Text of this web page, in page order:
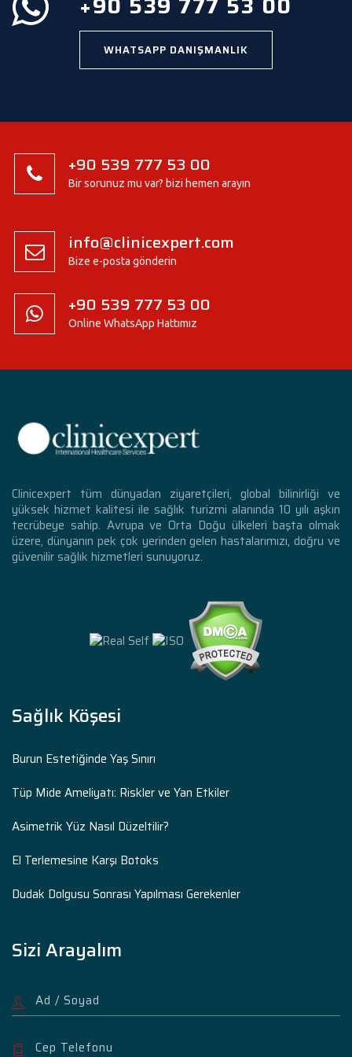
WHATSAPP DANIŞMANLIK
+90 539 777 53 00
Bir sorunuz mu var? bizi hemen arayın
info@clinicexpert.com
Bize e-posta gönderin
+90 539 777 53 00
Online WhatsApp Hattımız
Clinicexpert tüm dünyadan ziyaretçileri, global bilinirliği ve
yüksek hizmet kalitesi ile sağlık turizmi alanında 10 yılı aşkın
tecrübeye sahip. Avrupa ve Orta Doğu ülkeleri başta olmak
üzere, dünyanın pek çok yerinden gelen hastalarımızı, doğru ve
güvenilir sağlık hizmetleri sunuyoruz.
Sağlık Köşesi
Burun Estetiğinde Yaş Sınırı
Tüp Mide Ameliyatı: Riskler ve Yan Etkiler
Asimetrik Yüz Nasıl Düzeltilir?
El Terlemesine Karşı Botoks
Dudak Dolgusu Sonrası Yapılması Gerekenler
Sizi Arayalım